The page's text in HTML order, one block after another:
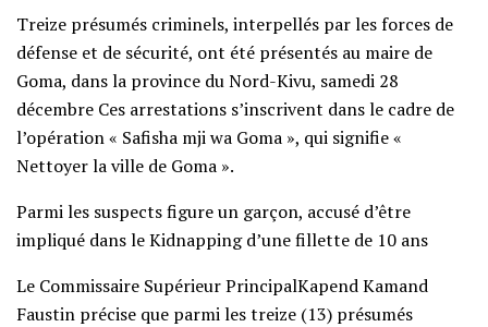
Treize présumés criminels, interpellés par les forces de
défense et de sécurité, ont été présentés au maire de
Goma, dans la province du Nord-Kivu, samedi 28
décembre Ces arrestations s’inscrivent dans le cadre de
l’opération « Safisha mji wa Goma », qui signifie «
Nettoyer la ville de Goma ».
Parmi les suspects figure un garçon, accusé d’être
impliqué dans le Kidnapping d’une fillette de 10 ans
Le Commissaire Supérieur PrincipalKapend Kamand
Faustin précise que parmi les treize (13) présumés